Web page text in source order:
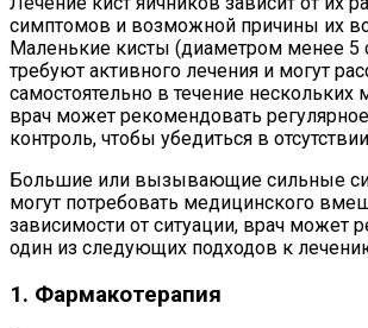
симптомов и возможной причины их
Маленькие кисты (диаметром менее 5
требуют активного лечения и могут
самостоятельно в течение нескольких
врач может рекомендовать
контроль, чтобы убедиться в
Большие или вызывающие сильные
могут потребовать медицинского
зависимости от ситуации, врач может
один из следующих подходов к
1. Фармакотерапия